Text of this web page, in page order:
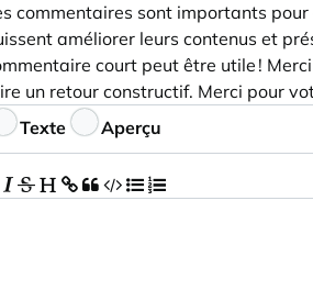
commentaires sont importants
améliorer leurs contenus et
court peut être utile !
un retour constructif. Merci pour
Texte Aperçu